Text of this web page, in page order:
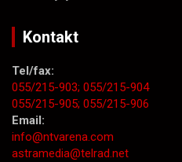
Kontakt
Tel/fax:
055/215-903; 055/215-904
055/215-905; 055/215-906
Email:
info@ntvarena.com
astramedia@telrad.net